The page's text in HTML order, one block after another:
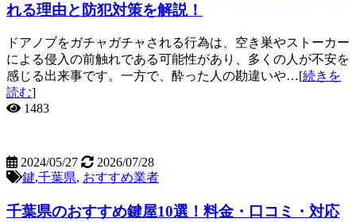
れる理由と防犯対策を解説！
ドアノブをガチャガチャされる行為は、空き巣やストーカー
による侵入の前触れである可能性があり、多くの人が不安を
感じる出来事です。一方で、酔った人の勘違いや…[続きを
読む]
1483
2024/05/27
2026/07/28
鍵,千葉県, おすすめ業者
千葉県のおすすめ鍵屋10選！料金・口コミ・対応